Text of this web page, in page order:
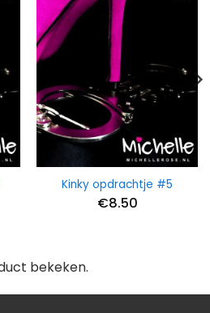
Kinky opdrachtje #5
€8.50
bekeken.